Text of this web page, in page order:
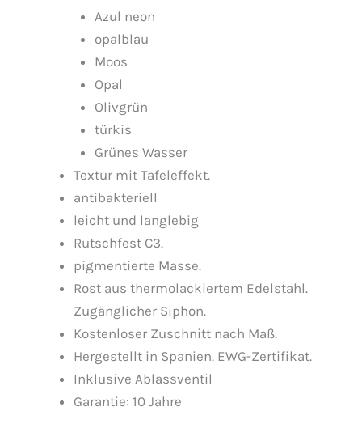
Azul neon
opalblau
Moos
Opal
Olivgrün
türkis
Grünes Wasser
Textur mit Tafeleffekt.
antibakteriell
leicht und langlebig
Rutschfest C3.
pigmentierte Masse.
Rost aus thermolackiertem Edelstahl.
Zugänglicher Siphon.
Kostenloser Zuschnitt nach Maß.
Hergestellt in Spanien. EWG-Zertifikat.
Inklusive Ablassventil
Garantie: 10 Jahre